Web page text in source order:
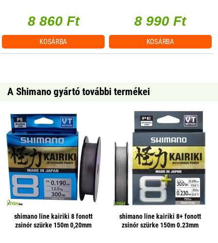
8 860 Ft
KOSÁRBA
8 990 Ft
KOSÁRBA
A Shimano gyártó további termékei
shimano line kairiki 8 fonott
zsinór szürke 150m 0,20mm
shimano line kairiki 8+ fonott
zsinór szürke 150m 0.23mm